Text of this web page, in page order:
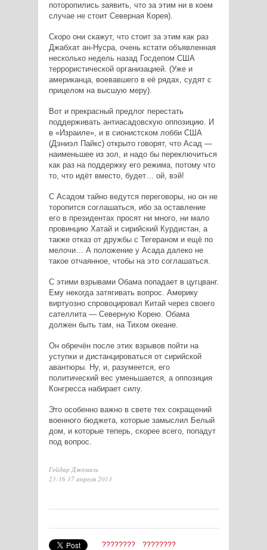
поторопились заявить, что за этим ни в коем
случае не стоит Северная Корея).
Скоро они скажут, что стоит за этим как раз
Джабхат ан-Нусра, очень кстати объявленная
несколько недель назад Госдепом США
террористической организацией. (Уже и
американца, воевавшего в её рядах, судят с
прицелом на высшую меру).
Вот и прекрасный предлог перестать
поддерживать антиасадовскую оппозицию. И
в «Израиле», и в сионистском лобби США
(Дэниэл Пайкс) открыто говорят, что Асад —
наименьшее из зол, и надо бы переключиться
как раз на поддержку его режима, потому что
то, что идёт вместо, будет… ой, вэй!
С Асадом тайно ведутся переговоры, но он не
торопится соглашаться, ибо за оставление
его в президентах просят ни много, ни мало
провинцию Хатай и сирийский Курдистан, а
также отказ от дружбы с Тегераном и ещё по
мелочи… А положение у Асада далеко не
такое отчаянное, чтобы на это соглашаться.
С этими взрывами Обама попадает в цугцванг.
Ему некогда затягивать вопрос. Америку
виртуозно спровоцировал Китай через своего
сателлита — Северную Корею. Обама
должен быть там, на Тихом океане.
Он обречён после этих взрывов пойти на
уступки и дистанцироваться от сирийской
авантюры. Ну, и, разумеется, его
политический вес уменьшается, а оппозиция
Конгресса набирает силу.
Это особенно важно в свете тех сокращений
военного бюджета, которые замыслил Белый
дом, и которые теперь, скорее всего, попадут
под вопрос.
Гейдар Джемаль
23:16 17 апреля 2013
???????? ????????